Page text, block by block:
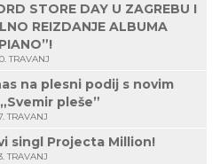
STORE DAY U ZAGREBU I
REIZDANJE ALBUMA
TRAVANJ
na plesni podij s novim
pleše”
TRAVANJ
singl Projecta Million!
TRAVANJ